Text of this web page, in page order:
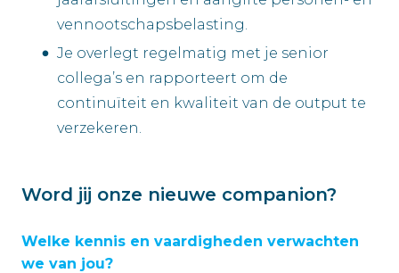
vennootschapsbelasting.
Je overlegt regelmatig met je senior
collega’s en rapporteert om de
continuïteit en kwaliteit van de output te
verzekeren.
Word jij onze nieuwe companion?
Welke kennis en vaardigheden verwachten
we van jou?